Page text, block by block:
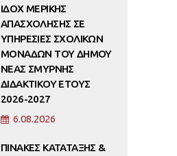
ΙΔΟΧ ΜΕΡΙΚΗΣ
ΑΠΑΣΧΟΛΗΣΗΣ ΣΕ
ΥΠΗΡΕΣΙΕΣ ΣΧΟΛΙΚΩΝ
ΜΟΝΑΔΩΝ ΤΟΥ ΔΗΜΟΥ
ΝΕΑΣ ΣΜΥΡΝΗΣ
ΔΙΔΑΚΤΙΚΟΥ ΕΤΟΥΣ
2026-2027
6.08.2026
ΠΙΝΑΚΕΣ ΚΑΤΑΤΑΞΗΣ &